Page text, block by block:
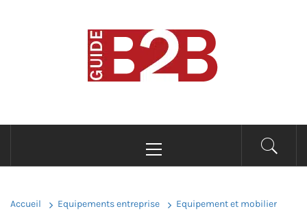
B2B GUIDE
principal
Accueil Equipements entreprise
Equipement et mobilier